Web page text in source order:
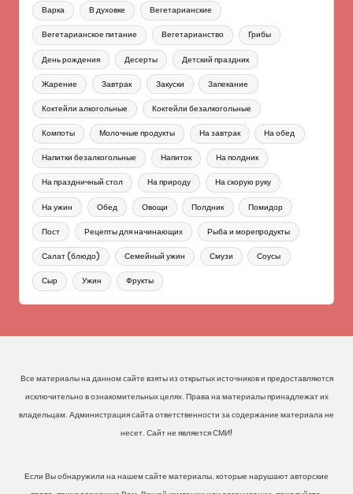
Варка В духовке Вегетарианские
Вегетарианское питание Вегетарианство Грибы
День рождения Десерты Детский праздник
Жарение Завтрак Закуски Запекание
Коктейли алкогольные Коктейли безалкогольные
Компоты Молочные продукты На завтрак На обед
Напитки безалкогольные Напиток На полдник
На праздничный стол На природу На скорую руку
На ужин Обед Овощи Полдник Помидор
Пост Рецепты для начинающих Рыба и морепродукты
Салат (блюдо) Семейный ужин Смузи Соусы
Сыр Ужин Фрукты
Все материалы на данном сайте взяты из открытых источников и предоставляются
исключительно в ознакомительных целях. Права на материалы принадлежат их
владельцам. Администрация сайта ответственности за содержание материала не
несет. Сайт не является СМИ!
Если Вы обнаружили на нашем сайте материалы, которые нарушают авторские